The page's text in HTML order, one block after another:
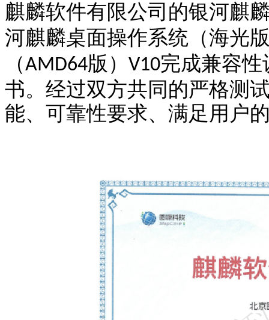
麒麟软件有限公司的银河麒
河麒麟桌面操作系统（海光
（AMD64版） V10完成兼容
书。经过双方共同的严格测
能、可靠性要求、满足用户